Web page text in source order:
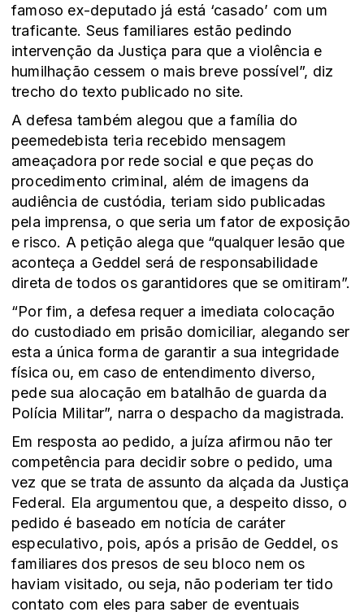
famoso ex-deputado já está ‘casado’ com um
traficante. Seus familiares estão pedindo
intervenção da Justiça para que a violência e
humilhação cessem o mais breve possível”, diz
trecho do texto publicado no site.
A defesa também alegou que a família do
peemedebista teria recebido mensagem
ameaçadora por rede social e que peças do
procedimento criminal, além de imagens da
audiência de custódia, teriam sido publicadas
pela imprensa, o que seria um fator de exposição
e risco. A petição alega que “qualquer lesão que
aconteça a Geddel será de responsabilidade
direta de todos os garantidores que se omitiram”.
“Por fim, a defesa requer a imediata colocação
do custodiado em prisão domiciliar, alegando ser
esta a única forma de garantir a sua integridade
física ou, em caso de entendimento diverso,
pede sua alocação em batalhão de guarda da
Polícia Militar”, narra o despacho da magistrada.
Em resposta ao pedido, a juíza afirmou não ter
competência para decidir sobre o pedido, uma
vez que se trata de assunto da alçada da Justiça
Federal. Ela argumentou que, a despeito disso, o
pedido é baseado em notícia de caráter
especulativo, pois, após a prisão de Geddel, os
familiares dos presos de seu bloco nem os
haviam visitado, ou seja, não poderiam ter tido
contato com eles para saber de eventuais